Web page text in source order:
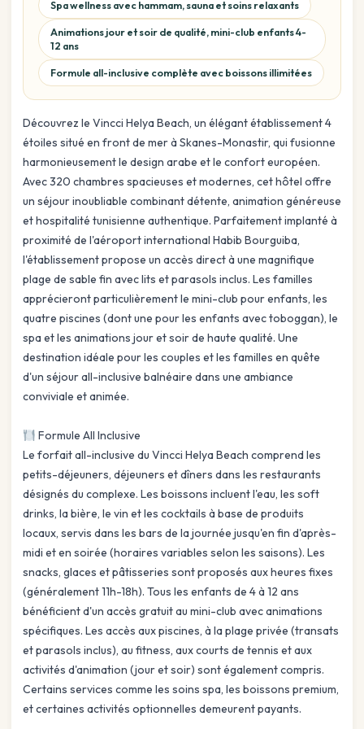
Spa wellness avec hammam, sauna et soins relaxants
Animations jour et soir de qualité, mini-club enfants 4-
12 ans
Formule all-inclusive complète avec boissons illimitées
Découvrez le Vincci Helya Beach, un élégant établissement 4
étoiles situé en front de mer à Skanes-Monastir, qui fusionne
harmonieusement le design arabe et le confort européen.
Avec 320 chambres spacieuses et modernes, cet hôtel offre
un séjour inoubliable combinant détente, animation généreuse
et hospitalité tunisienne authentique. Parfaitement implanté à
proximité de l'aéroport international Habib Bourguiba,
l'établissement propose un accès direct à une magnifique
plage de sable fin avec lits et parasols inclus. Les familles
apprécieront particulièrement le mini-club pour enfants, les
quatre piscines (dont une pour les enfants avec toboggan), le
spa et les animations jour et soir de haute qualité. Une
destination idéale pour les couples et les familles en quête
d'un séjour all-inclusive balnéaire dans une ambiance
conviviale et animée.
Formule All Inclusive
Le forfait all-inclusive du Vincci Helya Beach comprend les
petits-déjeuners, déjeuners et dîners dans les restaurants
désignés du complexe. Les boissons incluent l'eau, les soft
drinks, la bière, le vin et les cocktails à base de produits
locaux, servis dans les bars de la journée jusqu'en fin d'après-
midi et en soirée (horaires variables selon les saisons). Les
snacks, glaces et pâtisseries sont proposés aux heures fixes
(généralement 11h-18h). Tous les enfants de 4 à 12 ans
bénéficient d'un accès gratuit au mini-club avec animations
spécifiques. Les accès aux piscines, à la plage privée (transats
et parasols inclus), au fitness, aux courts de tennis et aux
activités d'animation (jour et soir) sont également compris.
Certains services comme les soins spa, les boissons premium,
et certaines activités optionnelles demeurent payants.